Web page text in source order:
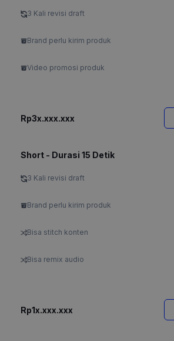
3 Kali revisi draft
Brand perlu kirim produk
Video promosi produk
Rp3x.xxx.xxx
Short - Durasi 15 Detik
3 Kali revisi draft
Brand perlu kirim produk
Bisa stitch konten
Bisa remix audio
Rp1x.xxx.xxx